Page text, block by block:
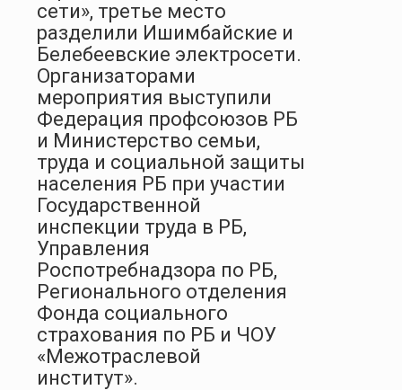
сети», третье место
разделили Ишимбайские и
Белебеевские электросети.
Организаторами
мероприятия выступили
Федерация профсоюзов РБ
и Министерство семьи,
труда и социальной защиты
населения РБ при участии
Государственной
инспекции труда в РБ,
Управления
Роспотребнадзора по РБ,
Регионального отделения
Фонда социального
страхования по РБ и ЧОУ
«Межотраслевой
институт».